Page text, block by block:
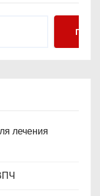
Поиск
лечения